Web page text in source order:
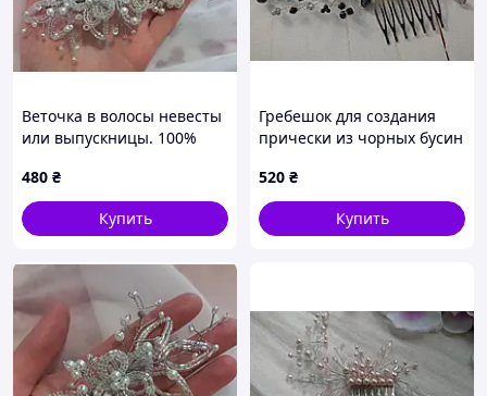
Веточка в волосы невесты
или выпускницы. 100%
480 ₴
Купить
Гребешок для создания
прически из чорных бусин
520 ₴
Купить